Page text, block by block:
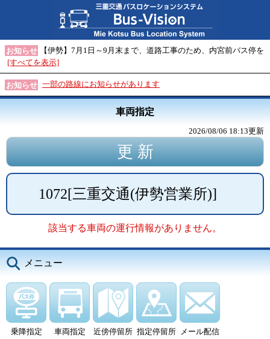
お知らせ
【伊勢】7月1日～9月末まで、道路工事のため、内宮前バス停を
[すべてを表示]
お知らせ 一部の路線にお知らせがあります
車両指定
2026/08/06 18:13更新
1072[三重交通(伊勢営業所)]
該当する車両の運行情報がありません。
メニュー
乗降指定 車両指定 近傍停留所 指定停留所 メール配信